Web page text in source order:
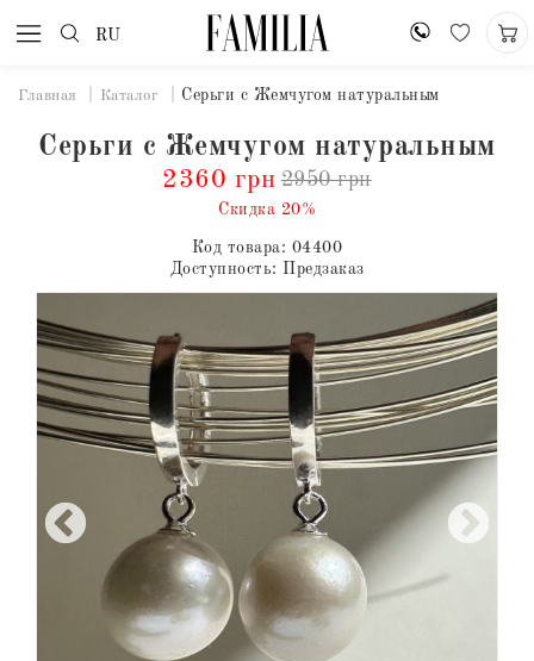
RU
Главная Каталог Серьги с Жемчугом натуральным
Серьги с Жемчугом натуральным
2360 грн 2950 грн
Скидка 20%
Код товара: 04400
Доступность:
Предзаказ